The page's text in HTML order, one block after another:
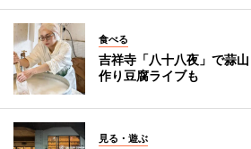
食べる
吉祥寺「八十八夜」で蒜
作り豆腐ライブも
見る・遊ぶ